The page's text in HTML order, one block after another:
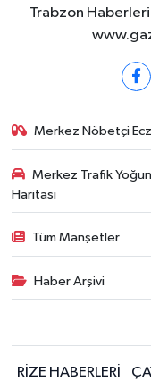
Trabzon
Merkez Nöbetçi
Merkez Trafik
Haritası
Tüm Manşetler
Haber Arşivi
RİZE HABERLERİ